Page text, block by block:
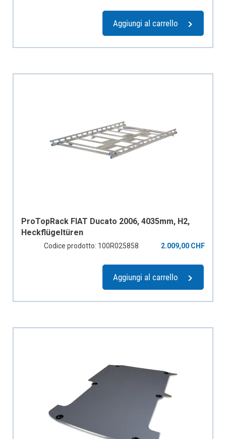
Aggiungi al carrello
ProTopRack FIAT Ducato 2006, 4035mm, H2,
Heckflügeltüren
Codice prodotto: 100R025858 2.009,00 CHF
Aggiungi al carrello